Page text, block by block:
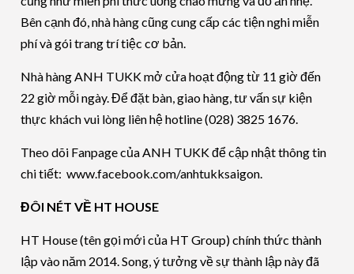
Bên cạnh đó, nhà hàng cũng cung cấp các tiện nghi miễn
phí và gói trang trí tiệc cơ bản.
Nhà hàng ANH TUKK mở cửa hoạt động từ 11 giờ đến
22 giờ mỗi ngày. Để đặt bàn, giao hàng, tư vấn sự kiện
thực khách vui lòng liên hệ hotline (028) 3825 1676.
Theo dõi Fanpage của ANH TUKK để cập nhật thông tin
chi tiết: www.facebook.com/anhtukksaigon.
ĐÔI NÉT VỀ HT HOUSE
HT House (tên gọi mới của HT Group) chính thức thành
lập vào năm 2014. Song, ý tưởng về sự thành lập này đã